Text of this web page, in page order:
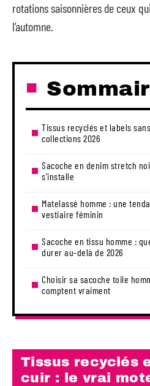
rotations saisonnières de ceux
l’automne.
Tissus recyclés et labels
collections 2026
Sacoche en denim stretch
s’installe
Matelassé homme : une
vestiaire féminin
Sacoche en tissu homme :
durer au-delà de 2026
Choisir sa sacoche toile
comptent vraiment
Tissus recyclés
cuir : le vrai